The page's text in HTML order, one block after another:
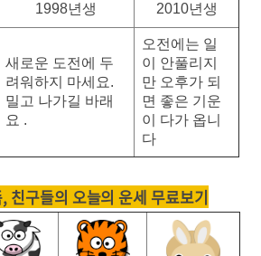
1998년생 2010년생
새로운 도전에 두
려워하지 마세요.
밀고 나가길 바래
요 .
오전에는 일
이 안풀리지
만 오후가 되
면 좋은 기운
이 다가 옵니
다
구들의 오늘의 운세 무료보기